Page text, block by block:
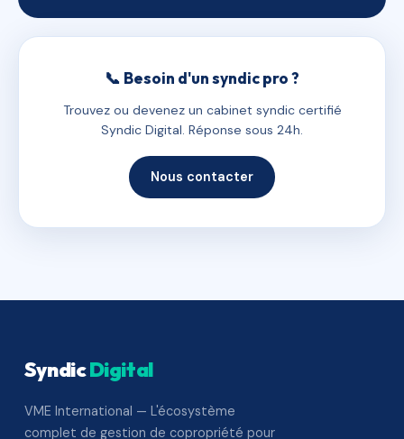
📞 Besoin d'un syndic pro ?
Trouvez ou devenez un cabinet syndic certifié
Syndic Digital. Réponse sous 24h.
Nous contacter
SyndicDigital
VME International — L'écosystème
complet de gestion de copropriété pour